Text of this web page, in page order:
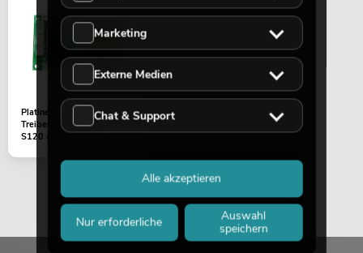
Platine (Motor + LED
Treiber) LED TMH Bar
S120 (X-Y-1733-2)
Marketing
Externe Medien
Chat & Support
Nur erforderliche
Auswahl
speichern
Alle akzeptieren